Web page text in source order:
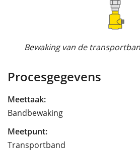
Bewaking van de
Procesgegevens
Meettaak:
Bandbewaking
Meetpunt:
Transportband